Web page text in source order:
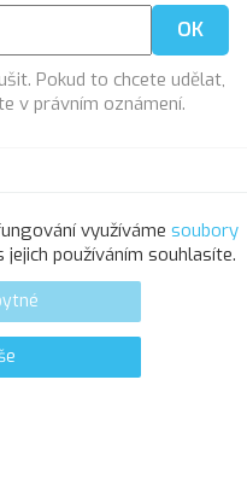
Pokud to chcete udělat,
v právním oznámení.

využíváme soubory
používáním souhlasíte.